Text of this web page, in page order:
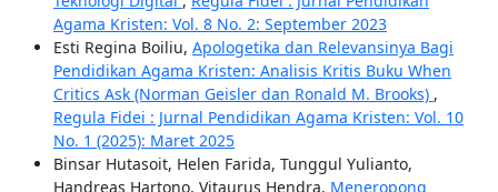
Agama Kristen: Vol. 8 No. 2: September 2023
Esti Regina Boiliu, Apologetika dan Relevansinya Bagi
Pendidikan Agama Kristen: Analisis Kritis Buku When
Critics Ask (Norman Geisler dan Ronald M. Brooks) ,
Regula Fidei : Jurnal Pendidikan Agama Kristen: Vol. 10
No. 1 (2025): Maret 2025
Binsar Hutasoit, Helen Farida, Tunggul Yulianto,
Handreas Hartono, Vitaurus Hendra, Meneropong